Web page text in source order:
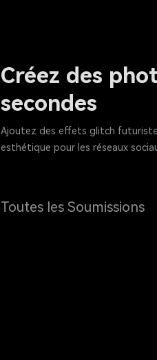
Créez des
secondes
Ajoutez des effets glitch
esthétique pour les réseaux
Toutes les Soumissions